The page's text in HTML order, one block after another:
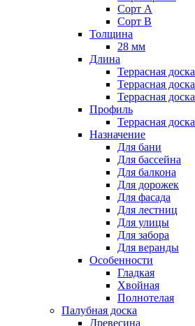
Сорт А
Сорт В
Толщина
28 мм
Длина
Террасная
Террасная
Террасная
Профиль
Террасная
Назначение
Для бани
Для бассейна
Для балкона
Для дорожек
Для фасада
Для лестниц
Для улицы
Для забора
Для веранды
Особенности
Гладкая
Хвойная
Полнотелая
Палубная доска
Древесина